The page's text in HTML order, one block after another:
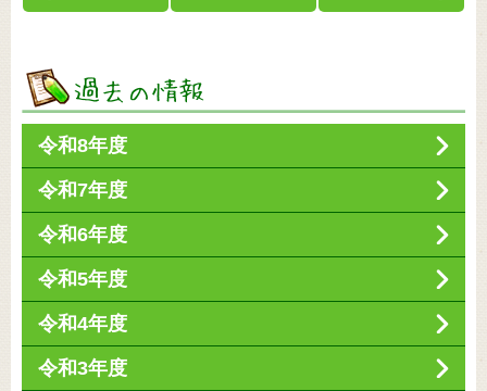
令和8年度
令和7年度
令和6年度
令和5年度
令和4年度
令和3年度